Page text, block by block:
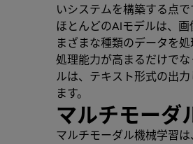
いシステムを構築する点で
ほとんどのAIモデルは、
まざまな種類のデータを処
処理能力が高まるだけで
ルは、テキスト形式の出
ます。
マルチモーダ
マルチモーダル機械学習